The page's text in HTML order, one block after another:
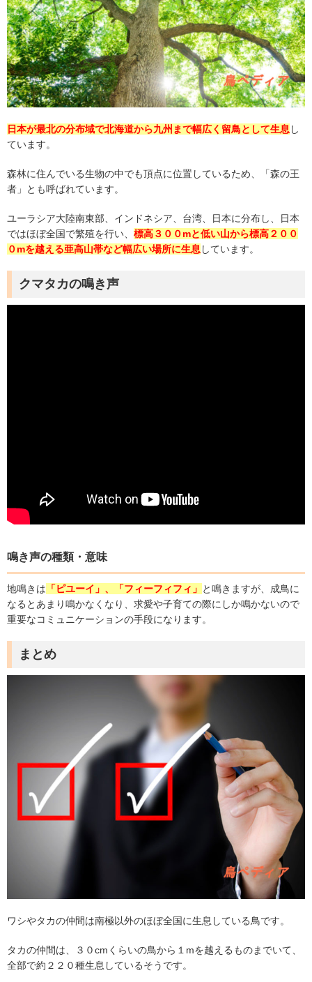
日本が最北の分布域で北海道から九州まで幅広く留鳥として生息し
ています。
森林に住んでいる生物の中でも頂点に位置しているため、「森の王
者」とも呼ばれています。
ユーラシア大陸南東部、インドネシア、台湾、日本に分布し、日本
ではほぼ全国で繁殖を行い、 標高３００mと低い山から標高２００
０mを越える亜高山帯など幅広い場所に生息しています。
クマタカの鳴き声
鳴き声の種類・意味
地鳴きは 「ピユーイ」、「フィーフィフィ」 と鳴きますが、成鳥に
なるとあまり鳴かなくなり、求愛や子育ての際にしか鳴かないので
重要なコミュニケーションの手段になります。
まとめ
ワシやタカの仲間は南極以外のほぼ全国に生息している鳥です。
タカの仲間は、３０cm くらいの鳥から１ mを越えるものまでいて、
全部で約２２０種生息しているそうです。